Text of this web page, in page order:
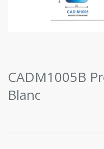
CADM1005B
Blanc